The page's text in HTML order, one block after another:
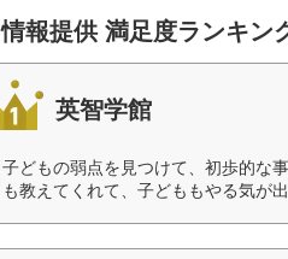
情報提供 満足度ランキン
英智学館
子どもの弱点を見つけて、初歩的な
も教えてくれて、子どももやる気が